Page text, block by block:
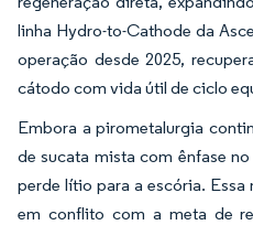
linha Hydro-to-Cathode da
operação desde 2025,
cátodo com vida útil de ciclo
Embora a pirometalurgia
de sucata mista com ênfase
perde lítio para a escória.
em conflito com a meta de